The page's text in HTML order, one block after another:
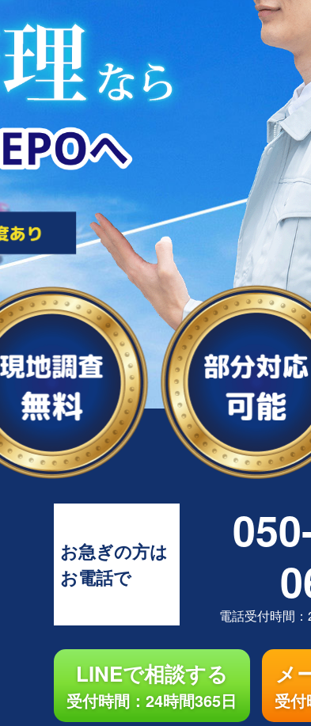
お急ぎの方は
お電話で
電話受付時間：
LINEで相談する
受付時間：24時間365日
メ
受